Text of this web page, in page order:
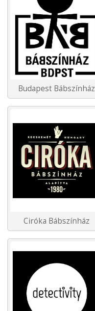
Budapest Bábszínház
Ciróka Bábszínház